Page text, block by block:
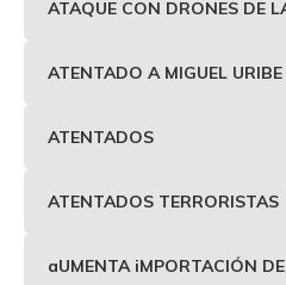
ATAQUE CON DRONES DE
ATENTADO A MIGUEL
ATENTADOS
ATENTADOS TERRORISTAS
aUMENTA iMPORTACIÓN